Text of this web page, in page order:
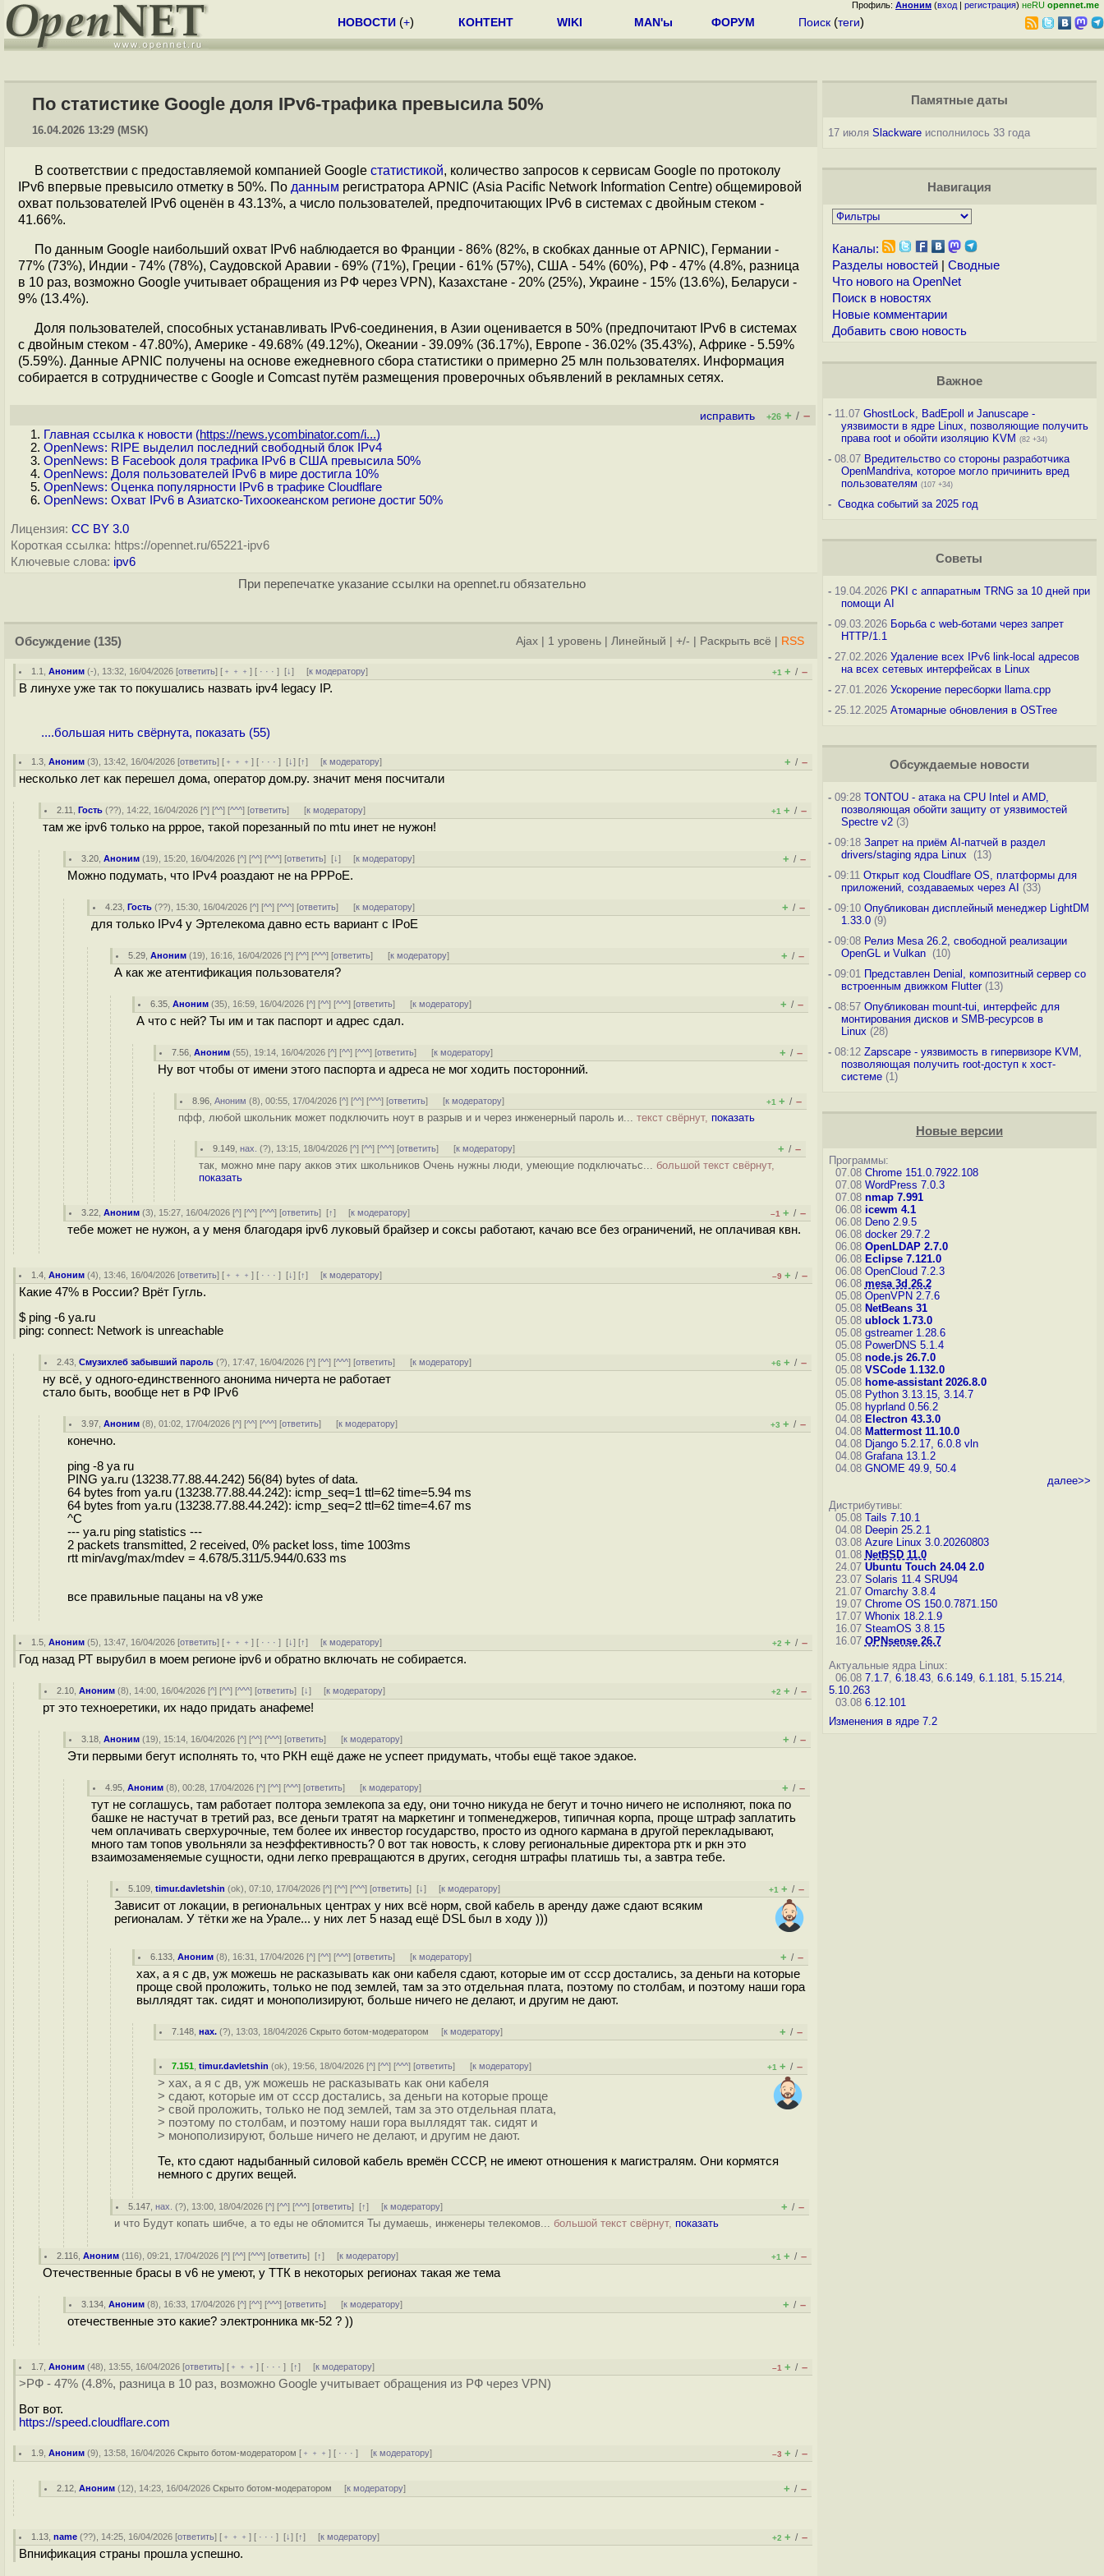
Профиль: Аноним (вход | регистрация) неRU opennet.me
НОВОСТИ (+) КОНТЕНТ WIKI MAN'ы ФОРУМ Поиск (теги)
По статистике Google доля IPv6-трафика превысила 50%
16.04.2026 13:29 (MSK)
В соответствии с предоставляемой компанией Google статистикой, количество запросов к сервисам Google по протоколу
IPv6 впервые превысило отметку в 50%. По данным регистратора APNIC (Asia Pacific Network Information Centre) общемировой
охват пользователей IPv6 оценён в 43.13%, а число пользователей, предпочитающих IPv6 в системах с двойным стеком -
41.66%.
По данным Google наибольший охват IPv6 наблюдается во Франции - 86% (82%, в скобках данные от APNIC), Германии -
77% (73%), Индии - 74% (78%), Саудовской Аравии - 69% (71%), Греции - 61% (57%), США - 54% (60%), РФ - 47% (4.8%, разница
в 10 раз, возможно Google учитывает обращения из РФ через VPN), Казахстане - 20% (25%), Украине - 15% (13.6%), Беларуси -
9% (13.4%).
Доля пользователей, способных устанавливать IPv6-соединения, в Азии оценивается в 50% (предпочитают IPv6 в системах
с двойным стеком - 47.80%), Америке - 49.68% (49.12%), Океании - 39.09% (36.17%), Европе - 36.02% (35.43%), Африке - 5.59%
(5.59%). Данные APNIC получены на основе ежедневного сбора статистики о примерно 25 млн пользователях. Информация
собирается в сотрудничестве с Google и Comcast путём размещения проверочных объявлений в рекламных сетях.
исправить +26 + / –
Главная ссылка к новости (https://news.ycombinator.com/i...)
OpenNews: RIPE выделил последний свободный блок IPv4
OpenNews: В Facebook доля трафика IPv6 в США превысила 50%
OpenNews: Доля пользователей IPv6 в мире достигла 10%
OpenNews: Оценка популярности IPv6 в трафике Cloudflare
OpenNews: Охват IPv6 в Азиатско-Тихоокеанском регионе достиг 50%
Лицензия: CC BY 3.0
Короткая ссылка: https://opennet.ru/65221-ipv6
Ключевые слова: ipv6
При перепечатке указание ссылки на opennet.ru обязательно
Обсуждение (135) Ajax 1 уровень Линейный +/- Раскрыть всё RSS
1.1 ,Аноним (-), 13:32, 16/04/2026 [ответить] [ ﹢﹢﹢] [ · · ·][↓] [к модератору] +1 + / –
В линухе уже так то покушались назвать ipv4 legacy IP.
....большая нить свёрнута, показать (55)
1.3 ,Аноним (3), 13:42, 16/04/2026 [ответить] [ ﹢﹢﹢] [ · · ·][↓] [↑] [к модератору] + / –
несколько лет как перешел дома, оператор дом.ру. значит меня посчитали
2.11 ,Гость (??), 14:22, 16/04/2026 [^] [^^] [^^^] [ответить] [к модератору] +1 + / –
там же ipv6 только на pppoe, такой порезанный по mtu инет не нужон!
3.20 ,Аноним (19), 15:20, 16/04/2026 [^] [^^] [^^^] [ответить][↓] [к модератору] + / –
Можно подумать, что IPv4 роаздают не на PPPoE.
4.23 ,Гость (??), 15:30, 16/04/2026 [^] [^^] [^^^] [ответить] [к модератору] + / –
для только IPv4 у Эртелекома давно есть вариант с IPoE
5.29 ,Аноним (19), 16:16, 16/04/2026 [^] [^^] [^^^] [ответить] [к модератору] + / –
А как же атентификация пользователя?
6.35 ,Аноним (35), 16:59, 16/04/2026 [^] [^^] [^^^] [ответить] [к модератору] + / –
А что с ней? Ты им и так паспорт и адрес сдал.
7.56 ,Аноним (55), 19:14, 16/04/2026 [^] [^^] [^^^] [ответить] [к модератору] + / –
Ну вот чтобы от имени этого паспорта и адреса не мог ходить посторонний.
8.96 ,Аноним (8), 00:55, 17/04/2026 [^] [^^] [^^^] [ответить] [к модератору] +1 + / –
пфф, любой школьник может подключить ноут в разрыв и и через инженерный пароль и... текст свёрнут, показать
9.149 ,нах. (?), 13:15, 18/04/2026 [^] [^^] [^^^] [ответить] [к модератору] + / –
так, можно мне пару акков этих школьников Очень нужны люди, умеющие подключатьс... большой текст свёрнут,
показать
3.22 ,Аноним (3), 15:27, 16/04/2026 [^] [^^] [^^^] [ответить][↑] [к модератору] –1 + / –
тебе может не нужон, а у меня благодаря ipv6 луковый брайзер и соксы работают, качаю все без ограничений, не оплачивая квн.
1.4 ,Аноним (4), 13:46, 16/04/2026 [ответить] [ ﹢﹢﹢] [ · · ·][↓] [↑] [к модератору] –9 + / –
Какие 47% в России? Врёт Гугль.
$ ping -6 ya.ru
ping: connect: Network is unreachable
2.43 ,Смузихлеб забывший пароль (?), 17:47, 16/04/2026 [^] [^^] [^^^] [ответить] [к модератору] +6 + / –
ну всё, у одного-единственного анонима ничерта не работает
стало быть, вообще нет в РФ IPv6
3.97 ,Аноним (8), 01:02, 17/04/2026 [^] [^^] [^^^] [ответить] [к модератору] +3 + / –
конечно.
ping -8 ya ru
PING ya.ru (13238.77.88.44.242) 56(84) bytes of data.
64 bytes from ya.ru (13238.77.88.44.242): icmp_seq=1 ttl=62 time=5.94 ms
64 bytes from ya.ru (13238.77.88.44.242): icmp_seq=2 ttl=62 time=4.67 ms
^C
--- ya.ru ping statistics ---
2 packets transmitted, 2 received, 0% packet loss, time 1003ms
rtt min/avg/max/mdev = 4.678/5.311/5.944/0.633 ms
все правильные пацаны на v8 уже
1.5 ,Аноним (5), 13:47, 16/04/2026 [ответить] [ ﹢﹢﹢] [ · · ·][↓] [↑] [к модератору] +2 + / –
Год назад РТ вырубил в моем регионе ipv6 и обратно включать не собирается.
2.10 ,Аноним (8), 14:00, 16/04/2026 [^] [^^] [^^^] [ответить][↓] [к модератору] +2 + / –
рт это техноеретики, их надо придать анафеме!
3.18 ,Аноним (19), 15:14, 16/04/2026 [^] [^^] [^^^] [ответить] [к модератору] + / –
Эти первыми бегут исполнять то, что РКН ещё даже не успеет придумать, чтобы ещё такое эдакое.
4.95 ,Аноним (8), 00:28, 17/04/2026 [^] [^^] [^^^] [ответить] [к модератору] + / –
тут не соглашусь, там работает полтора землекопа за еду, они точно никуда не бегут и точно ничего не исполняют, пока по
башке не настучат в третий раз, все деньги тратят на маркетинг и топменеджеров, типичная корпа, проще штраф заплатить
чем оплачивать сверхурочные, тем более их инвестор государство, просто из одного кармана в другой перекладывают,
много там топов увольняли за неэффективность? 0 вот так новость, к слову региональные директора ртк и ркн это
взаимозаменяемые сущности, одни легко превращаются в других, сегодня штрафы платишь ты, а завтра тебе.
5.109 ,timur.davletshin (ok), 07:10, 17/04/2026 [^] [^^] [^^^] [ответить][↓] [к модератору] +1 + / –
Зависит от локации, в региональных центрах у них всё норм, свой кабель в аренду даже сдают всяким
регионалам. У тётки же на Урале... у них лет 5 назад ещё DSL был в ходу )))
6.133 ,Аноним (8), 16:31, 17/04/2026 [^] [^^] [^^^] [ответить] [к модератору] + / –
хах, а я с дв, уж можешь не расказывать как они кабеля сдают, которые им от ссср достались, за деньги на которые
проще свой проложить, только не под землей, там за это отдельная плата, поэтому по столбам, и поэтому наши гора
выллядят так. сидят и монополизируют, больше ничего не делают, и другим не дают.
7.148 ,нах. (?), 13:03, 18/04/2026Скрыто ботом-модератором [к модератору] + / –
7.151 ,timur.davletshin (ok), 19:56, 18/04/2026 [^] [^^] [^^^] [ответить] [к модератору] +1 + / –
> хах, а я с дв, уж можешь не расказывать как они кабеля
> сдают, которые им от ссср достались, за деньги на которые проще
> свой проложить, только не под землей, там за это отдельная плата,
> поэтому по столбам, и поэтому наши гора выллядят так. сидят и
> монополизируют, больше ничего не делают, и другим не дают.
Те, кто сдают надыбанный силовой кабель времён СССР, не имеют отношения к магистралям. Они кормятся
немного с других вещей.
5.147 ,нах. (?), 13:00, 18/04/2026 [^] [^^] [^^^] [ответить][↑] [к модератору] + / –
и что Будут копать шибче, а то еды не обломится Ты думаешь, инженеры телекомов... большой текст свёрнут, показать
2.116 ,Аноним (116), 09:21, 17/04/2026 [^] [^^] [^^^] [ответить][↑] [к модератору] +1 + / –
Отечественные брасы в v6 не умеют, у ТТК в некоторых регионах такая же тема
3.134 ,Аноним (8), 16:33, 17/04/2026 [^] [^^] [^^^] [ответить] [к модератору] + / –
отечественные это какие? электронника мк-52 ? ))
1.7 ,Аноним (48), 13:55, 16/04/2026 [ответить] [ ﹢﹢﹢] [ · · ·][↑] [к модератору] –1 + / –
>РФ - 47% (4.8%, разница в 10 раз, возможно Google учитывает обращения из РФ через VPN)
Вот вот.
https://speed.cloudflare.com
1.9 ,Аноним (9), 13:58, 16/04/2026Скрыто ботом-модератором [ ﹢﹢﹢] [ · · ·] [к модератору] –3 + / –
2.12 ,Аноним (12), 14:23, 16/04/2026Скрыто ботом-модератором [к модератору] + / –
1.13 ,name (??), 14:25, 16/04/2026 [ответить] [ ﹢﹢﹢] [ · · ·][↓] [↑] [к модератору] +2 + / –
Впнификация страны прошла успешно.
Памятные даты
17 июля Slackwareисполнилось 33 года
Навигация
Каналы:
Разделы новостей| Сводные
Что нового на OpenNet
Поиск в новостях
Новые комментарии
Добавить свою новость
Важное
-11.07 GhostLock, BadEpoll и Januscape -
уязвимости в ядре Linux, позволяющие получить
права root и обойти изоляцию KVM (82 +34)
-08.07 Вредительство со стороны разработчика
OpenMandriva, которое могло причинить вред
пользователям (107 +34)
- Сводка событий за 2025 год
Советы
-19.04.2026 PKI с аппаратным TRNG за 10 дней при
помощи AI
-09.03.2026 Борьба с web-ботами через запрет
HTTP/1.1
-27.02.2026 Удаление всех IPv6 link-local адресов
на всех сетевых интерфейсах в Linux
-27.01.2026 Ускорение пересборки llama.cpp
-25.12.2025 Атомарные обновления в OSTree
Обсуждаемые новости
-09:28 TONTOU - атака на CPU Intel и AMD,
позволяющая обойти защиту от уязвимостей
Spectre v2(3)
-09:18 Запрет на приём AI-патчей в раздел
drivers/staging ядра Linux
(13)
-09:11 Открыт код Cloudflare OS, платформы для
приложений, создаваемых через AI (33)
-09:10 Опубликован дисплейный менеджер LightDM
1.33.0(9)
-09:08 Релиз Mesa 26.2, свободной реализации
OpenGL и Vulkan (10)
-09:01 Представлен Denial, композитный сервер со
встроенным движком Flutter(13)
-08:57 Опубликован mount-tui, интерфейс для
монтирования дисков и SMB-ресурсов в
Linux (28)
-08:12 Zapscape - уязвимость в гипервизоре KVM,
позволяющая получить root-доступ к хост-
системе(1)
Новые версии
Программы:
07.08 Chrome 151.0.7922.108
07.08 WordPress 7.0.3
07.08 nmap 7.991
06.08 icewm 4.1
06.08 Deno 2.9.5
06.08 docker 29.7.2
06.08 OpenLDAP 2.7.0
06.08 Eclipse 7.121.0
06.08 OpenCloud 7.2.3
06.08 mesa 3d 26.2
05.08 OpenVPN 2.7.6
05.08 NetBeans 31
05.08 ublock 1.73.0
05.08 gstreamer 1.28.6
05.08 PowerDNS 5.1.4
05.08 node.js 26.7.0
05.08 VSCode 1.132.0
05.08 home-assistant 2026.8.0
05.08 Python 3.13.15, 3.14.7
05.08 hyprland 0.56.2
04.08 Electron 43.3.0
04.08 Mattermost 11.10.0
04.08 Django 5.2.17, 6.0.8 vln
04.08 Grafana 13.1.2
04.08 GNOME 49.9, 50.4
далее>>
Дистрибутивы:
05.08 Tails 7.10.1
04.08 Deepin 25.2.1
03.08 Azure Linux 3.0.20260803
01.08 NetBSD 11.0
24.07 Ubuntu Touch 24.04 2.0
23.07 Solaris 11.4 SRU94
21.07 Omarchy 3.8.4
19.07 Chrome OS 150.0.7871.150
17.07 Whonix 18.2.1.9
16.07 SteamOS 3.8.15
16.07 OPNsense 26.7
Актуальные ядра Linux:
06.08 7.1.7, 6.18.43, 6.6.149, 6.1.181, 5.15.214,
5.10.263
03.08 6.12.101
Изменения в ядре 7.2